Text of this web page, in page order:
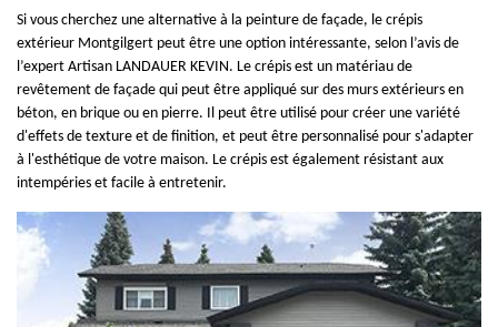
Si vous cherchez une alternative à la peinture de façade, le crépis
extérieur Montgilgert peut être une option intéressante, selon l’avis de
l’expert Artisan LANDAUER KEVIN. Le crépis est un matériau de
revêtement de façade qui peut être appliqué sur des murs extérieurs en
béton, en brique ou en pierre. Il peut être utilisé pour créer une variété
d'effets de texture et de finition, et peut être personnalisé pour s'adapter
à l'esthétique de votre maison. Le crépis est également résistant aux
intempéries et facile à entretenir.